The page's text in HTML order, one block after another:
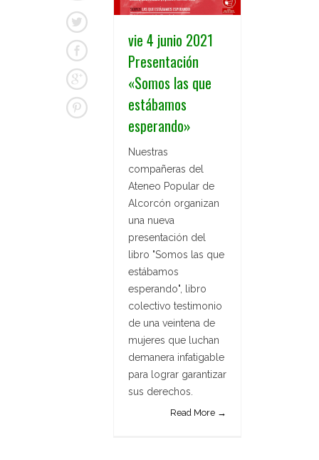
vie 4 junio 2021
Presentación
«Somos las que
estábamos
esperando»
Nuestras
compañeras del
Ateneo Popular de
Alcorcón organizan
una nueva
presentación del
libro "Somos las que
estábamos
esperando", libro
colectivo testimonio
de una veintena de
mujeres que luchan
demanera infatigable
para lograr garantizar
sus derechos.
Read More →